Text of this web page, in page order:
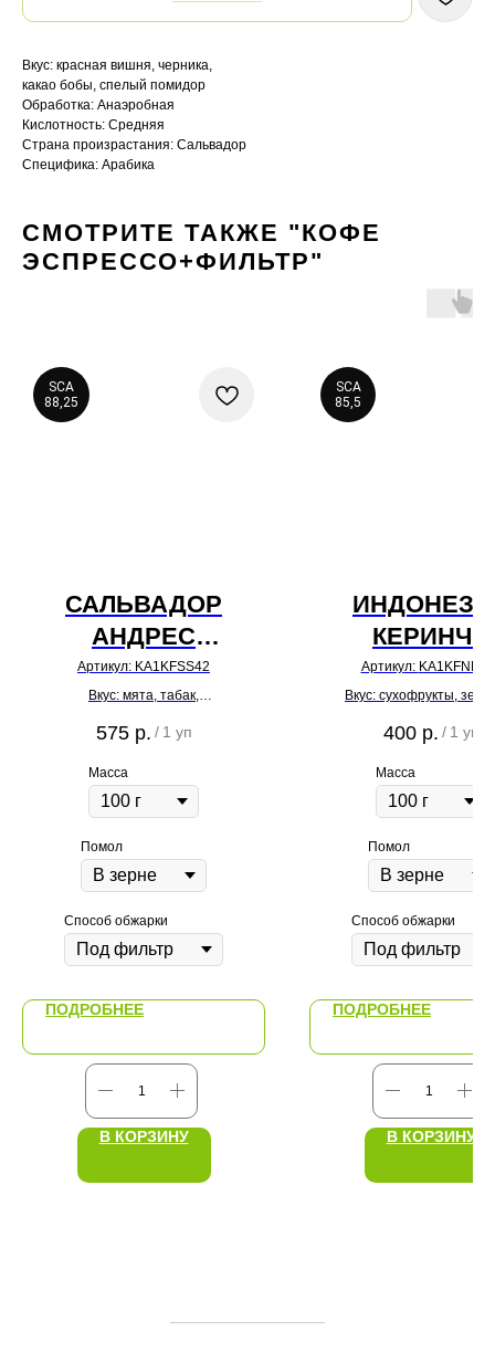
Вкус: красная вишня, черника,
какао бобы, спелый помидор
Обработка: Анаэробная
Кислотность: Средняя
Страна произрастания: Сальвадор
Специфика: Арабика
СМОТРИТЕ ТАКЖЕ "КОФЕ
ЭСПРЕССО+ФИЛЬТР"
SCA
88,25
САЛЬВАДОР
АНДРЕС
САЛАВЕРИЯ
Артикул: KA1KFSS42
Вкус: мята, табак,
575 р. / 1 уп
Масса
Помол
Способ обжарки
ПОДРОБНЕЕ
В КОРЗИНУ
SCA
85,5
КЕРИНЧИ
Артикул:
Вкус: сухофрукты,
400 р. / 1 уп
Масса
Помол
Способ обжарки
ПОДРОБНЕЕ
В КОРЗИНУ